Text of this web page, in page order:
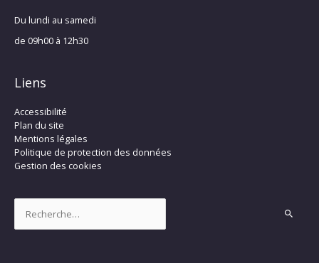
Du lundi au samedi
de 09h00 à 12h30
Liens
Accessibilité
Plan du site
Mentions légales
Politique de protection des données
Gestion des cookies